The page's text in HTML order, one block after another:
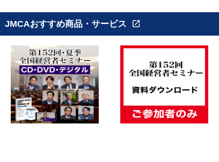
JMCAおすすめ商品・サービス open_in_new